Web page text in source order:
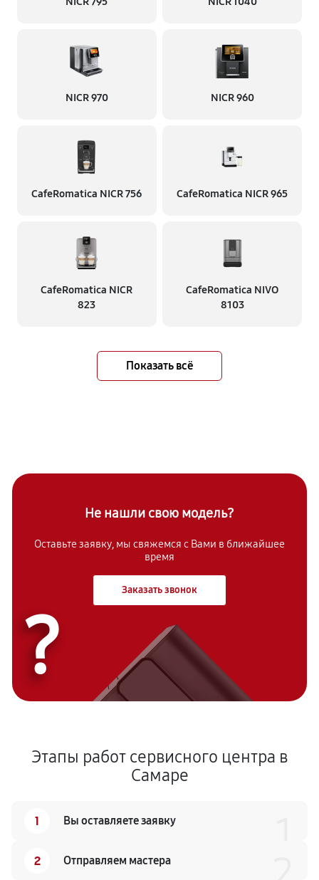
NICR 970 NICR 960
CafeRomatica NICR 756 CafeRomatica NICR 965
CafeRomatica NICR
823
CafeRomatica NIVO
8103
Показать всё
Не нашли свою модель?
Оставьте заявку, мы свяжемся с Вами в ближайшее
время
Заказать звонок
?
Этапы работ сервисного центра в
Самаре
1 Вы оставляете заявку
2 Отправляем мастера